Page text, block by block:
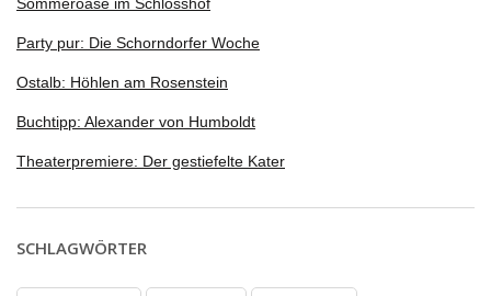
Sommeroase im Schlosshof
Party pur: Die Schorndorfer Woche
Ostalb: Höhlen am Rosenstein
Buchtipp: Alexander von Humboldt
Theaterpremiere: Der gestiefelte Kater
SCHLAGWÖRTER